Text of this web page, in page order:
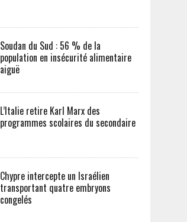
Soudan du Sud : 56 % de la
population en insécurité alimentaire
aiguë
L’Italie retire Karl Marx des
programmes scolaires du secondaire
Chypre intercepte un Israélien
transportant quatre embryons
congelés